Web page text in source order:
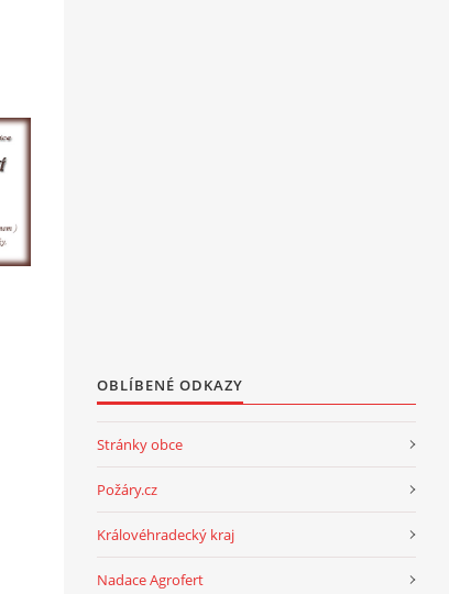
OBLÍBENÉ ODKAZY
Stránky obce
Požáry.cz
Královéhradecký kraj
Nadace Agrofert